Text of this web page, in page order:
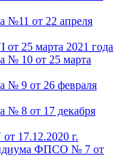
№11 от 22 апреля
25 марта 2021 года
№ 10 от 25 марта
№ 9 от 26 февраля
№ 8 от 17 декабря
17.12.2020 г.
ФПСО № 7 от